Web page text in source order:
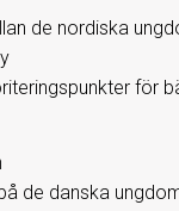
de nordiska
för
de danska